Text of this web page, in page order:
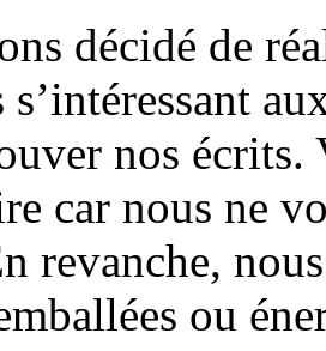
décidé de
s’intéressant
nos écrits.
car nous ne
revanche,
ou